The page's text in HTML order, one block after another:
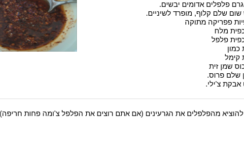
שלם קלוף, מופרד לשיניים.
כמון
קימל
שלם פרוס.
צ'ילי.
להוציא מהפלפלים את הגרעינים (אם אתם רוצים את הפלפל צ'ומה פחות חריפה)